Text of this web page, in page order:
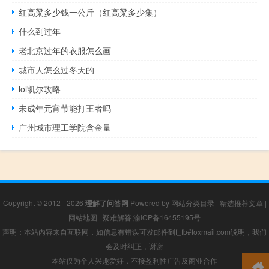
红高粱多少钱一公斤（红高粱多少集）
什么到过年
老北京过年的衣服怎么画
城市人怎么过冬天的
lol凯尔攻略
未成年元宵节能打王者吗
广州城市理工学院含金量
Copyright © 2012 - 2026 理解了问答网 Powered by 网站分类目录 | 精选推荐文章 |
网站地图 | 疑难解答 渝ICP备16455195号
声明：本站内容来自互联网，如信息有错误可发邮件到f_fb#foxmail.com说明，我们
会及时纠正，谢谢
本站仅为个人兴趣爱好，不接盈利性广告及商业合作